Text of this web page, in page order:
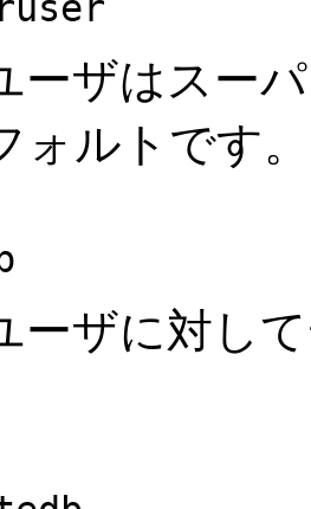
ーザはスー
ォルトです。
ーザに対し